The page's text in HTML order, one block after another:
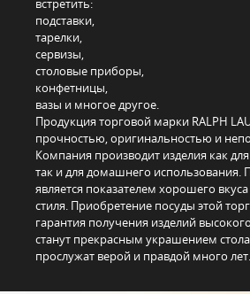
встретить:
подставки,
тарелки,
сервизы,
столовые приборы,
конфетницы,
вазы и многое другое.
Продукция торговой марки RALPH
прочностью, оригинальностью и
Компания производит изделия как
так и для домашнего использования.
является показателем хорошего
стиля. Приобретение посуды этой
гарантия получения изделий
станут прекрасным украшением
прослужат верой и правдой много лет.